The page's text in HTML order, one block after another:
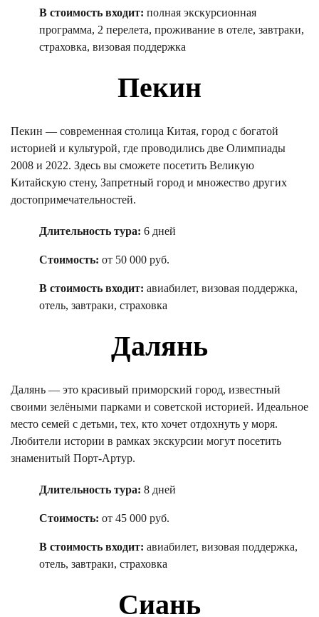
В стоимость входит: полная экскурсионная
программа, 2 перелета, проживание в отеле, завтраки,
страховка, визовая поддержка
Пекин
Пекин — современная столица Китая, город с богатой
историей и культурой, где проводились две Олимпиады
2008 и 2022. Здесь вы сможете посетить Великую
Китайскую стену, Запретный город и множество других
достопримечательностей.
Длительность тура: 6 дней
Стоимость: от 50 000 руб.
В стоимость входит: авиабилет, визовая поддержка,
отель, завтраки, страховка
Далянь
Далянь — это красивый приморский город, известный
своими зелёными парками и советской историей. Идеальное
место семей с детьми, тех, кто хочет отдохнуть у моря.
Любители истории в рамках экскурсии могут посетить
знаменитый Порт-Артур.
Длительность тура: 8 дней
Стоимость: от 45 000 руб.
В стоимость входит: авиабилет, визовая поддержка,
отель, завтраки, страховка
Сиань